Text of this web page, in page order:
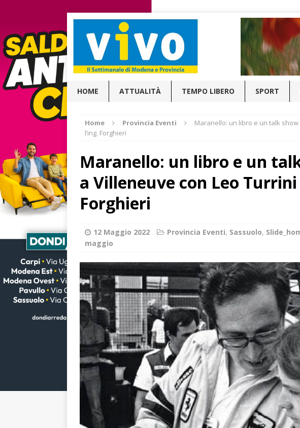
HOME ATTUALITÀ TEMPO LIBERO SPORT
Home Provincia Eventi
Maranello: un libro e un talk
l’ing. Forghieri
Maranello: un libro e un
a Villeneuve con Leo Turrini
Forghieri
12 Maggio 2022 Provincia Eventi, Sassuolo,
maggio